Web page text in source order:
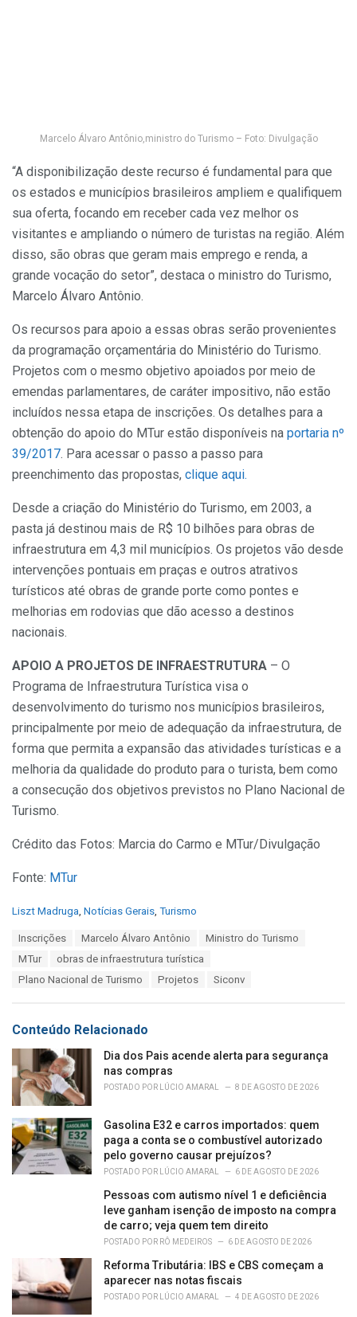
Marcelo Álvaro Antônio,ministro do Turismo – Foto: Divulgação
“A disponibilização deste recurso é fundamental para que
os estados e municípios brasileiros ampliem e qualifiquem
sua oferta, focando em receber cada vez melhor os
visitantes e ampliando o número de turistas na região. Além
disso, são obras que geram mais emprego e renda, a
grande vocação do setor”, destaca o ministro do Turismo,
Marcelo Álvaro Antônio.
Os recursos para apoio a essas obras serão provenientes
da programação orçamentária do Ministério do Turismo.
Projetos com o mesmo objetivo apoiados por meio de
emendas parlamentares, de caráter impositivo, não estão
incluídos nessa etapa de inscrições. Os detalhes para a
obtenção do apoio do MTur estão disponíveis na portaria nº
39/2017. Para acessar o passo a passo para
preenchimento das propostas, clique aqui.
Desde a criação do Ministério do Turismo, em 2003, a
pasta já destinou mais de R$ 10 bilhões para obras de
infraestrutura em 4,3 mil municípios. Os projetos vão desde
intervenções pontuais em praças e outros atrativos
turísticos até obras de grande porte como pontes e
melhorias em rodovias que dão acesso a destinos
nacionais.
APOIO A PROJETOS DE INFRAESTRUTURA – O
Programa de Infraestrutura Turística visa o
desenvolvimento do turismo nos municípios brasileiros,
principalmente por meio de adequação da infraestrutura, de
forma que permita a expansão das atividades turísticas e a
melhoria da qualidade do produto para o turista, bem como
a consecução dos objetivos previstos no Plano Nacional de
Turismo.
Crédito das Fotos: Marcia do Carmo e MTur/Divulgação
Fonte: MTur
C
e
Liszt Madruga, Notícias Gerais, Turismo
Inscrições Marcelo Álvaro Antônio
Ministro do Turismo
MTur
obras de infraestrutura turística
Plano Nacional de Turismo
Projetos Siconv
Conteúdo Relacionado
Dia dos Pais acende alerta para segurança
nas compras
POSTADO POR LÚCIO AMARAL 8 DE AGOSTO DE 2026
Gasolina E32 e carros importados: quem
paga a conta se o combustível autorizado
pelo governo causar prejuízos?
POSTADO POR LÚCIO AMARAL 6 DE AGOSTO DE 2026
Pessoas com autismo nível 1 e deficiência
leve ganham isenção de imposto na compra
de carro; veja quem tem direito
POSTADO POR RÔ MEDEIROS 6 DE AGOSTO DE 2026
Reforma Tributária: IBS e CBS começam a
aparecer nas notas fiscais
POSTADO POR LÚCIO AMARAL 4 DE AGOSTO DE 2026